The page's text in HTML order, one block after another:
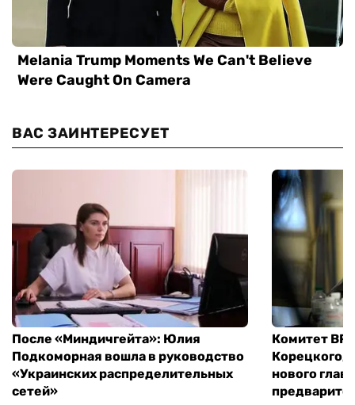
ВАС ЗАИНТЕРЕСУЕТ
После «Миндичгейта»: Юлия
Подкоморная вошла в руководство
«Украинских распределительных
сетей»
Комитет ВР
Корецкого,
нового